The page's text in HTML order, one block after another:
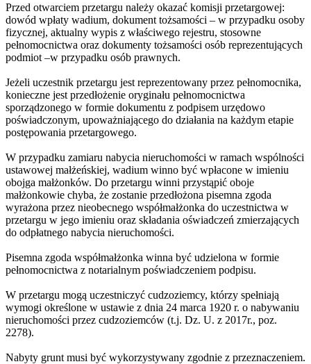
Przed otwarciem przetargu należy okazać komisji przetargowej:
dowód wpłaty wadium, dokument tożsamości – w przypadku osoby
fizycznej, aktualny wypis z właściwego rejestru, stosowne
pełnomocnictwa oraz dokumenty tożsamości osób reprezentujących
podmiot –w przypadku osób prawnych.
Jeżeli uczestnik przetargu jest reprezentowany przez pełnomocnika,
konieczne jest przedłożenie oryginału pełnomocnictwa
sporządzonego w formie dokumentu z podpisem urzędowo
poświadczonym, upoważniającego do działania na każdym etapie
postępowania przetargowego.
W przypadku zamiaru nabycia nieruchomości w ramach wspólności
ustawowej małżeńskiej, wadium winno być wpłacone w imieniu
obojga małżonków. Do przetargu winni przystąpić oboje
małżonkowie chyba, że zostanie przedłożona pisemna zgoda
wyrażona przez nieobecnego współmałżonka do uczestnictwa w
przetargu w jego imieniu oraz składania oświadczeń zmierzających
do odpłatnego nabycia nieruchomości.
Pisemna zgoda współmałżonka winna być udzielona w formie
pełnomocnictwa z notarialnym poświadczeniem podpisu.
W przetargu mogą uczestniczyć cudzoziemcy, którzy spełniają
wymogi określone w ustawie z dnia 24 marca 1920 r. o nabywaniu
nieruchomości przez cudzoziemców (t.j. Dz. U. z 2017r., poz.
2278).
Nabyty grunt musi być wykorzystywany zgodnie z przeznaczeniem.